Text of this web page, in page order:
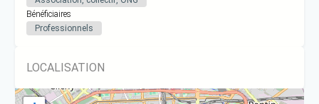
Bénéficiaires
Professionnels
LOCALISATION